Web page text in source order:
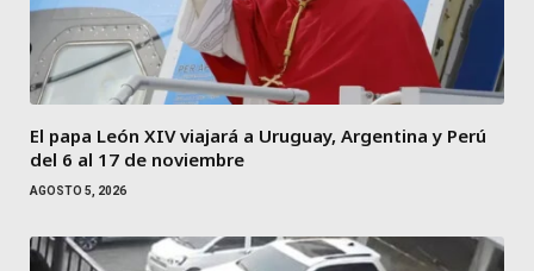
El papa León XIV viajará a Uruguay, Argentina y Perú
del 6 al 17 de noviembre
AGOSTO 5, 2026